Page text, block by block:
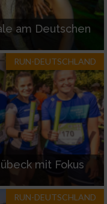
am Deutschen
RUN-DEUTSCHLAND
mit Fokus
RUN-DEUTSCHLAND